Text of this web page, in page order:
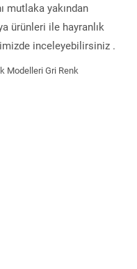
mutlaka yakından
ürünleri ile hayranlık
inceleyebilirsiniz .